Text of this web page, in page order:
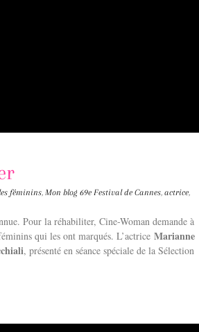
féminins, Mon blog 69e Festival de Cannes, actrice,
Pour la réhabiliter, Cine-Woman demande à
qui les ont marqués. L’actrice Marianne
, présenté en séance spéciale de la Sélection